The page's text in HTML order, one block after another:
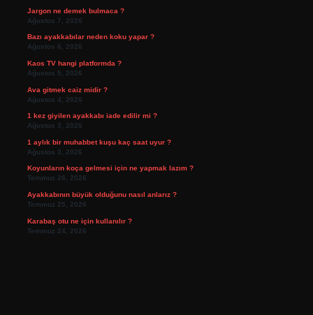
Jargon ne demek bulmaca ?
Ağustos 7, 2026
Bazı ayakkabılar neden koku yapar ?
Ağustos 6, 2026
Kaos TV hangi platformda ?
Ağustos 5, 2026
Ava gitmek caiz midir ?
Ağustos 4, 2026
1 kez giyilen ayakkabı iade edilir mi ?
Ağustos 3, 2026
1 aylık bir muhabbet kuşu kaç saat uyur ?
Ağustos 3, 2026
Koyunların koça gelmesi için ne yapmak lazım ?
Temmuz 26, 2026
Ayakkabının büyük olduğunu nasıl anlarız ?
Temmuz 25, 2026
Karabaş otu ne için kullanılır ?
Temmuz 24, 2026